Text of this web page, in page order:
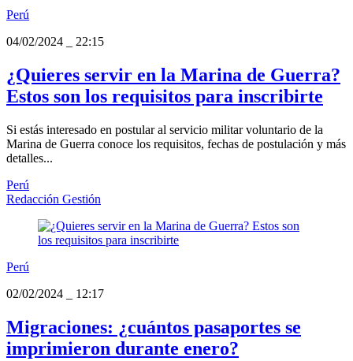
Perú
04/02/2024
22:15
¿Quieres servir en la Marina de Guerra?
Estos son los requisitos para inscribirte
Si estás interesado en postular al servicio militar voluntario de la
Marina de Guerra conoce los requisitos, fechas de postulación y más
detalles...
Perú
Redacción Gestión
Perú
02/02/2024
12:17
Migraciones: ¿cuántos pasaportes se
imprimieron durante enero?